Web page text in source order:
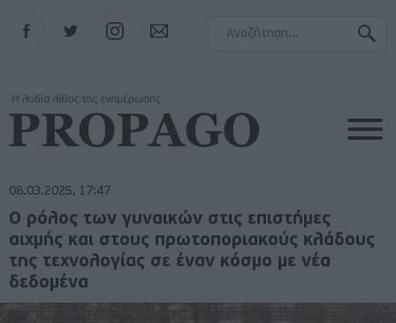
Instagram
08.03.2025, 17:47
Ο ρόλος των γυναικών στις επιστήμες
αιχμής και στους πρωτοποριακούς κλάδους
της τεχνολογίας σε έναν κόσμο με νέα
δεδομένα